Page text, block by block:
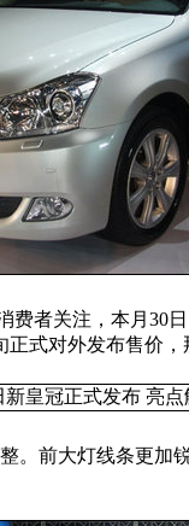
费者关注，本月30
正式对外发布售价，
前大灯线条更